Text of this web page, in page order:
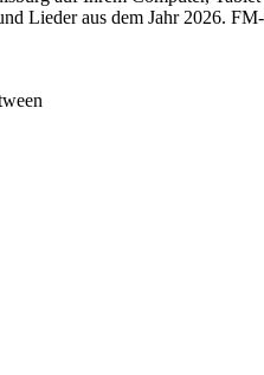
Lieder aus dem Jahr 2026.